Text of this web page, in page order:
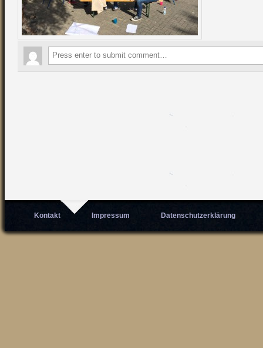
Kontakt Impressum Datenschutzerklärung